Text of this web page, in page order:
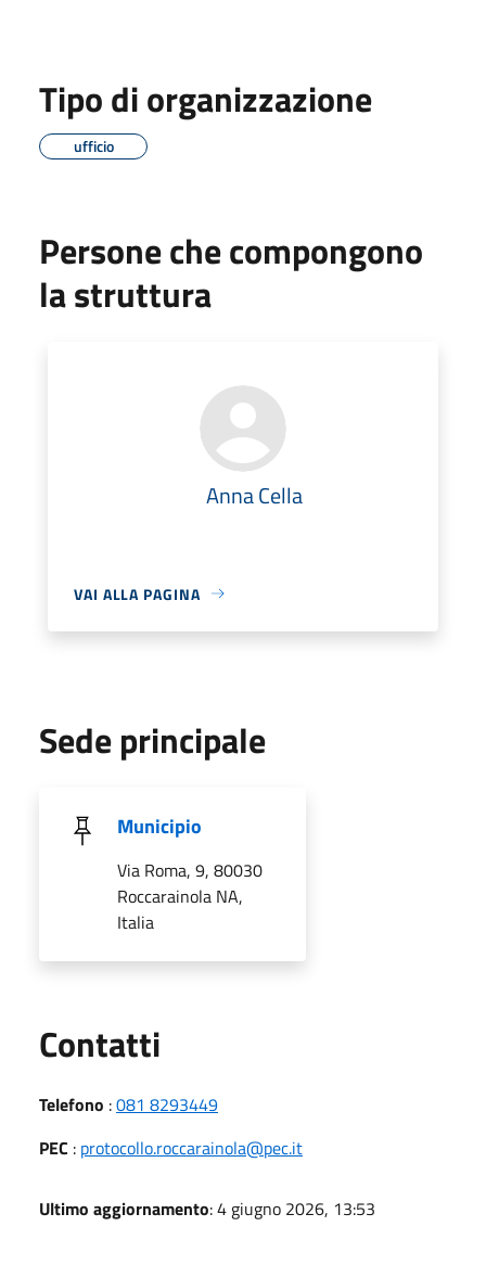
Tipo di organizzazione
ufficio
Persone che compongono
la struttura
Anna Cella
VAI ALLA PAGINA
Sede principale
Municipio
Via Roma, 9, 80030
Roccarainola NA,
Italia
Contatti
Telefono :081 8293449
PEC : protocollo.roccarainola@pec.it
Ultimo aggiornamento: 4 giugno 2026, 13:53